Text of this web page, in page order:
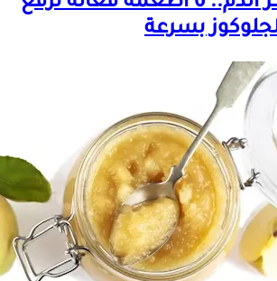
بسرعة